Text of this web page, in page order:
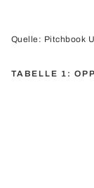
Quelle: Pitchbook
TABELLE 1: